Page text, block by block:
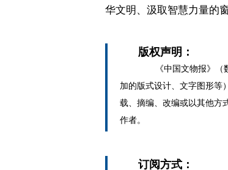
华文明、汲取智慧力量的
版权声明：
《中国文物报》（数
加的版式设计、文字图形等
载、摘编、改编或以其他方
作者。
订阅方式：